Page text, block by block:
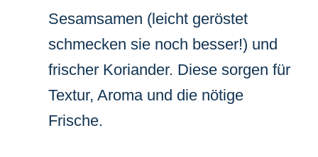
Sesamsamen (leicht geröstet
schmecken sie noch besser!) und
frischer Koriander. Diese sorgen für
Textur, Aroma und die nötige
Frische.